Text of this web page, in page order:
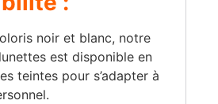
noir et blanc, notre
est disponible en
teintes pour s’adapter à